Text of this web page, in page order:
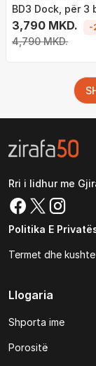
BD3 Dock, për 3
B100, për Oculus
Quest 3 3s, i
3,790 MKD.
4,790 MKD.
-
Rri i lidhur me
Politika E
Termet dhe
Llogaria
Shporta ime
Porositë